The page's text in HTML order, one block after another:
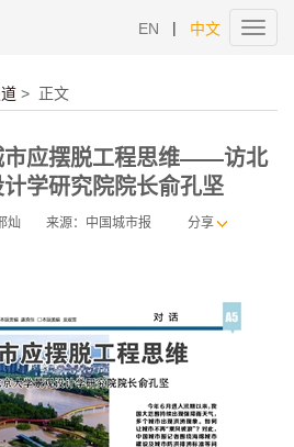
EN | 中文
> 正文
市应摆脱工程思维——访北
学研究院院长俞孔坚
灿 来源：中国城市报 分享